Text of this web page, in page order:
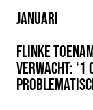
JANUARI
FLINKE
VERWACHT: ‘1